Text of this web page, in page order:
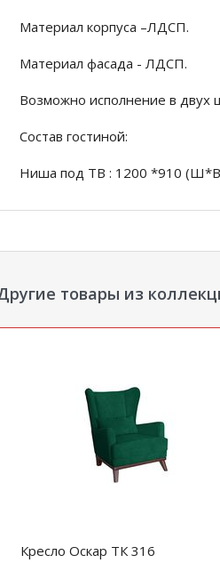
Материал корпуса –ЛДСП.
Материал фасада - ЛДСП.
Возможно исполнение в двух
Состав гостиной:
Ниша под ТВ : 1200 *910
Шкаф под одежду:
*Дополнительную
менеджера по телефону
**Цены на официальном сайте
и могут отличаться
товары из
Кресло Оскар ТК 316